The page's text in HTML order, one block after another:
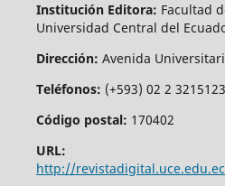
Institución Editora: Facultad
Universidad Central del
Dirección: Avenida
Teléfonos: (+593) 02 2 3215123
Código postal: 170402
URL:
http://